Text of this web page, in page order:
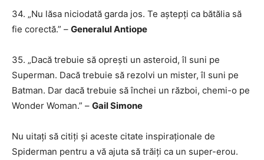
34. „Nu lăsa niciodată garda jos. Te aștepți ca bătălia să
fie corectă.” – Generalul Antiope
35. „Dacă trebuie să oprești un asteroid, îl suni pe
Superman. Dacă trebuie să rezolvi un mister, îl suni pe
Batman. Dar dacă trebuie să închei un război, chemi-o pe
Wonder Woman.” – Gail Simone
Nu uitați să citiți și aceste citate inspiraționale de
Spiderman pentru a vă ajuta să trăiți ca un super-erou.